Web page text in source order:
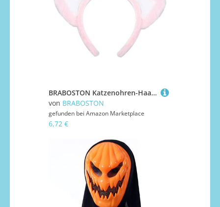
BRABOSTON Katzenohren-Haarbänder, Katzenschwanz, Kostümzubehör für Halloween und Themen-Event, Maskeraden, Party-Kopf-Zubehör, Cosplay-Outfit
von BRABOSTON
gefunden bei Amazon Marketplace
6,72 €